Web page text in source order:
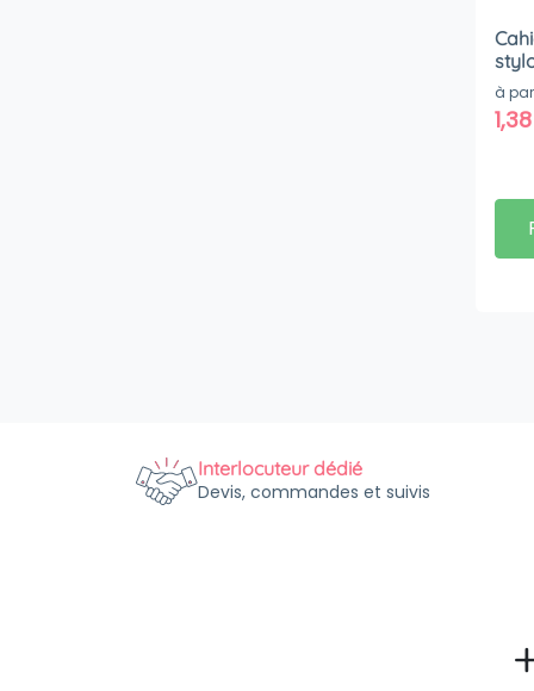
à
1,38
Interlocuteur dédié
Devis, commandes et suivis